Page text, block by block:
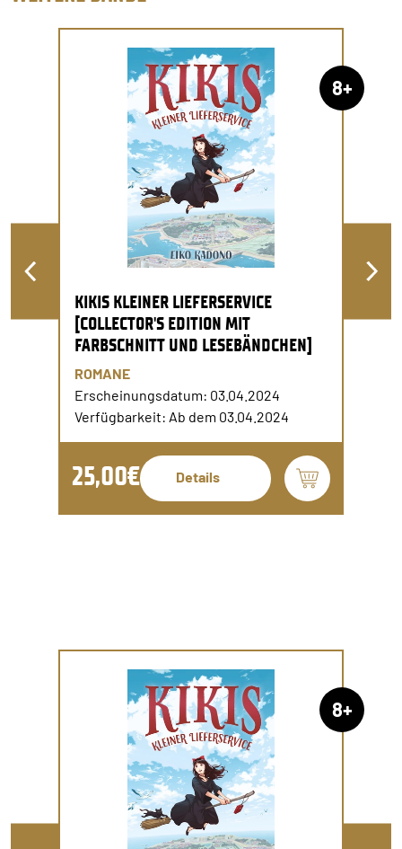
8+
KIKIS KLEINER LIEFERSERVICE
[COLLECTOR'S EDITION MIT
FARBSCHNITT UND LESEBÄNDCHEN]
ROMANE
Erscheinungsdatum: 03.04.2024
Verfügbarkeit: Ab dem 03.04.2024
25,00€ Details
8+